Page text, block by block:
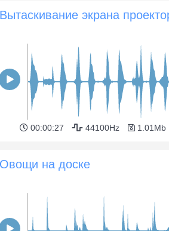
00:00:27 44100Hz 1.01Mb
Овощи на доске